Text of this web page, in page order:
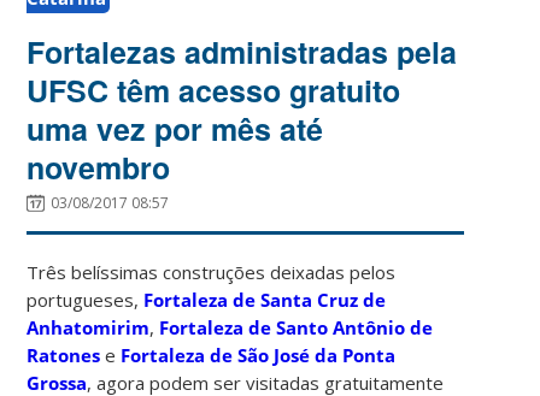
Fortalezas administradas pela
UFSC têm acesso gratuito
uma vez por mês até
novembro
03/08/2017 08:57
Três belíssimas construções deixadas pelos
portugueses, Fortaleza de Santa Cruz de
Anhatomirim, Fortaleza de Santo Antônio de
Ratones e Fortaleza de São José da Ponta
Grossa, agora podem ser visitadas gratuitamente